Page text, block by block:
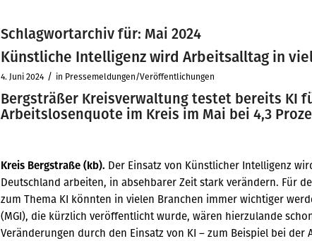
Schlagwortarchiv für: Mai 2024
Künstliche Intelligenz wird Arbeitsalltag in
4. Juni 2024 / in Pressemeldungen/Veröffentlichungen
Bergsträßer Kreisverwaltung testet bereits KI
Arbeitslosenquote im Kreis im Mai bei 4,3
Kreis Bergstraße (kb). Der Einsatz von Künstlicher Intelligenz
Deutschland arbeiten, in absehbarer Zeit stark verändern. Für
zum Thema KI könnten in vielen Branchen immer wichtiger
(MGI), die kürzlich veröffentlicht wurde, wären hierzulande
Veränderungen durch den Einsatz von KI – zum Beispiel bei